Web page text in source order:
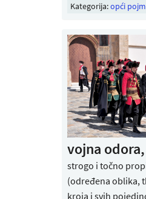
Kategorija:opći
vojna odora,
strogo i točno
(određena oblika,
kroja i svih